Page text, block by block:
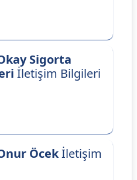
Sigorta
İletişim Bilgileri
Öcekİletişim